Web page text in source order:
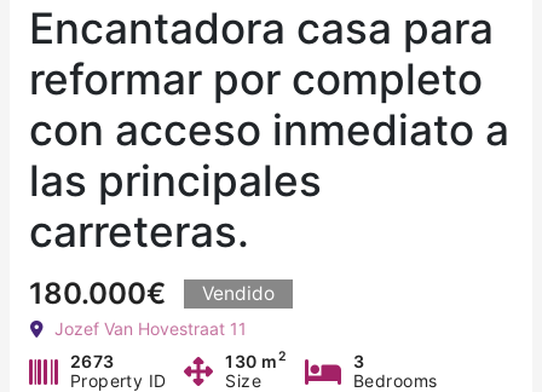
Encantadora casa para
reformar por completo
con acceso inmediato a
las principales
carreteras.
180.000€ Vendido
Jozef Van Hovestraat 11
2673
Property ID
130 m2
Size
3
Bedrooms